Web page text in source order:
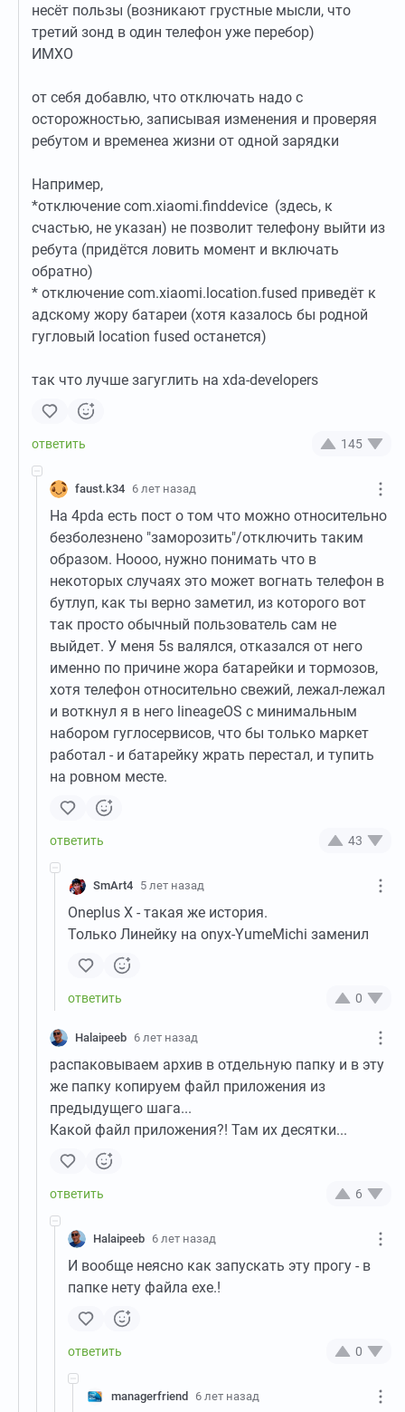
несёт пользы (возникают грустные мысли, что
третий зонд в один телефон уже перебор)
ИМХО
от себя добавлю, что отключать надо с
осторожностью, записывая изменения и проверяя
ребутом и временеа жизни от одной зарядки
Например,
*отключение com.xiaomi.finddevice (здесь, к
счастью, не указан) не позволит телефону выйти из
ребута (придётся ловить момент и включать
обратно)
* отключение com.xiaomi.location.fused приведёт к
адскому жору батареи (хотя казалось бы родной
гугловый location fused останется)
так что лучше загуглить на xda-developers
145
faust.k34 6 лет назад
На 4pda есть пост о том что можно относительно
безболезнено "заморозить"/отключить таким
образом. Ноооо, нужно понимать что в
некоторых случаях это может вогнать телефон в
бутлуп, как ты верно заметил, из которого вот
так просто обычный пользователь сам не
выйдет. У меня 5s валялся, отказался от него
именно по причине жора батарейки и тормозов,
хотя телефон относительно свежий, лежал-лежал
и воткнул я в него lineageOS с минимальным
набором гуглосервисов, что бы только маркет
работал - и батарейку жрать перестал, и тупить
на ровном месте.
43
SmArt4 5 лет назад
Oneplus X - такая же история.
Только Линейку на onyx-YumeMichi заменил
0
Halaipeeb 6 лет назад
распаковываем архив в отдельную папку и в эту
же папку копируем файл приложения из
предыдущего шага...
Какой файл приложения?! Там их десятки...
6
Halaipeeb 6 лет назад
И вообще неясно как запускать эту прогу - в
папке нету файла exe.!
0
managerfriend 6 лет назад